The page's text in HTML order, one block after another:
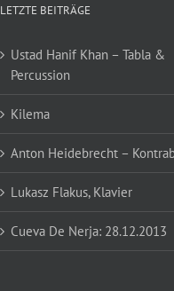
LETZTE BEITRÄGE
Ustad Hanif Khan – Tabla &
Percussion
Kilema
Anton Heidebrecht –
Lukasz Flakus, Klavier
Cueva De Nerja: 28.12.2013